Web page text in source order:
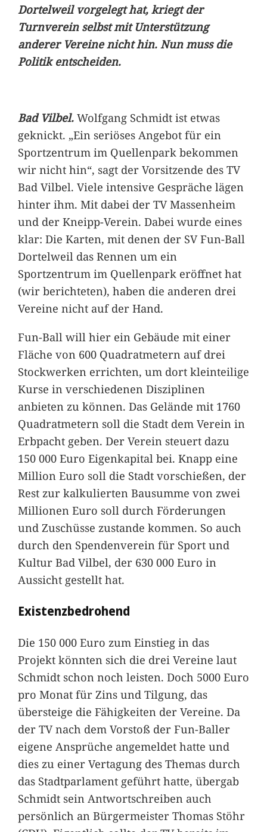
Dortelweil vorgelegt hat, kriegt der
Turnverein selbst mit Unterstützung
anderer Vereine nicht hin. Nun muss die
Politik entscheiden.
Bad Vilbel. Wolfgang Schmidt ist etwas
geknickt. „Ein seriöses Angebot für ein
Sportzentrum im Quellenpark bekommen
wir nicht hin“, sagt der Vorsitzende des TV
Bad Vilbel. Viele intensive Gespräche lägen
hinter ihm. Mit dabei der TV Massenheim
und der Kneipp-Verein. Dabei wurde eines
klar: Die Karten, mit denen der SV Fun-Ball
Dortelweil das Rennen um ein
Sportzentrum im Quellenpark eröffnet hat
(wir berichteten), haben die anderen drei
Vereine nicht auf der Hand.
Fun-Ball will hier ein Gebäude mit einer
Fläche von 600 Quadratmetern auf drei
Stockwerken errichten, um dort kleinteilige
Kurse in verschiedenen Disziplinen
anbieten zu können. Das Gelände mit 1760
Quadratmetern soll die Stadt dem Verein in
Erbpacht geben. Der Verein steuert dazu
150 000 Euro Eigenkapital bei. Knapp eine
Million Euro soll die Stadt vorschießen, der
Rest zur kalkulierten Bausumme von zwei
Millionen Euro soll durch Förderungen
und Zuschüsse zustande kommen. So auch
durch den Spendenverein für Sport und
Kultur Bad Vilbel, der 630 000 Euro in
Aussicht gestellt hat.
Existenzbedrohend
Die 150 000 Euro zum Einstieg in das
Projekt könnten sich die drei Vereine laut
Schmidt schon noch leisten. Doch 5000 Euro
pro Monat für Zins und Tilgung, das
übersteige die Fähigkeiten der Vereine. Da
der TV nach dem Vorstoß der Fun-Baller
eigene Ansprüche angemeldet hatte und
dies zu einer Vertagung des Themas durch
das Stadtparlament geführt hatte, übergab
Schmidt sein Antwortschreiben auch
persönlich an Bürgermeister Thomas Stöhr